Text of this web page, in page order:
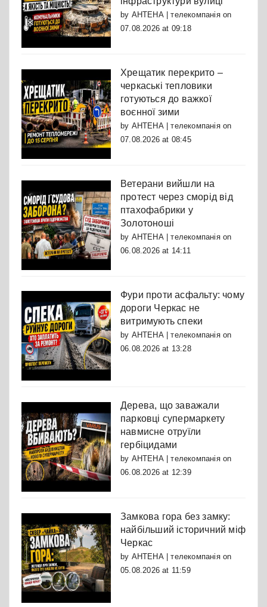
by АНТЕНА | телекомпаніяon
07.08.2026 at 09:18
Хрещатик перекрито –
черкаські тепловики
готуються до важкої
воєнної зими
by АНТЕНА | телекомпаніяon
07.08.2026 at 08:45
Ветерани вийшли на
протест через сморід від
птахофабрики у
Золотоноші
by АНТЕНА | телекомпаніяon
06.08.2026 at 14:11
Фури проти асфальту: чому
дороги Черкас не
витримують спеки
by АНТЕНА | телекомпаніяon
06.08.2026 at 13:28
Дерева, що заважали
парковці супермаркету
навмисне отруїли
гербіцидами
by АНТЕНА | телекомпаніяon
06.08.2026 at 12:39
Замкова гора без замку:
найбільший історичний міф
Черкас
by АНТЕНА | телекомпаніяon
05.08.2026 at 11:59